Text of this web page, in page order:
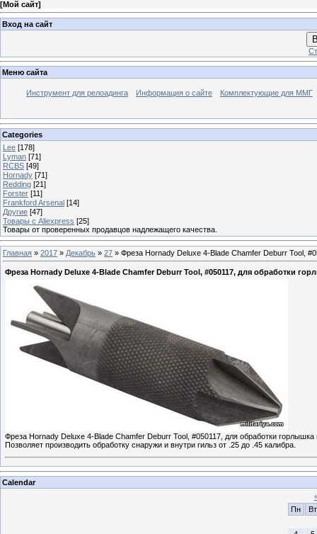
[Мой сайт]
Вход на сайт
Меню сайта
Инструмент для релоадинга Информация о сайте Комплектующие для ММГ
Categories
Lee [178]
Lyman [71]
RCBS [49]
Hornady [71]
Redding [21]
Forster [11]
Frankford Arsenal [14]
Другие [47]
Товары с Aliexpress [25]
Товары от проверенных продавцов надлежащего качества.
Главная » 2017 » Декабрь » 27 » Фреза Hornady Deluxe 4-Blade Chamfer Deburr Tool,
Фреза Hornady Deluxe 4-Blade Chamfer Deburr Tool, #050117, для обработки
Фреза Hornady Deluxe 4-Blade Chamfer Deburr Tool, #050117, для обработки
Позволяет производить обработку снаружи и внутри гильз от .25 до .45 калибра.
Calendar
Пн
Вт